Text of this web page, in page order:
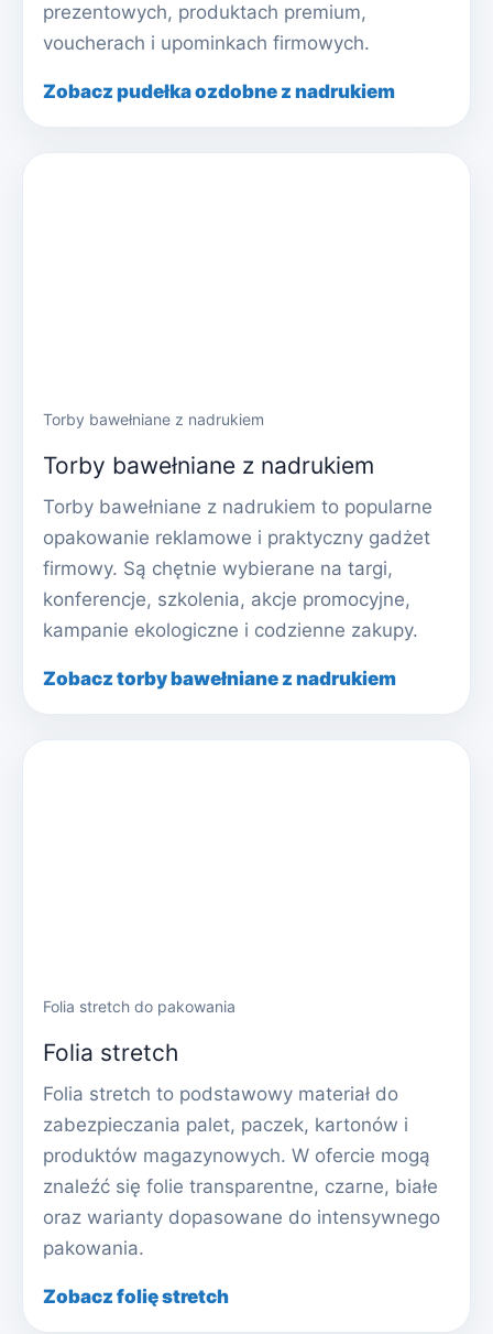
prezentowych, produktach premium,
voucherach i upominkach firmowych.
Zobacz pudełka ozdobne z nadrukiem
Torby bawełniane z nadrukiem
Torby bawełniane z nadrukiem
Torby bawełniane z nadrukiem to popularne
opakowanie reklamowe i praktyczny gadżet
firmowy. Są chętnie wybierane na targi,
konferencje, szkolenia, akcje promocyjne,
kampanie ekologiczne i codzienne zakupy.
Zobacz torby bawełniane z nadrukiem
Folia stretch do pakowania
Folia stretch
Folia stretch to podstawowy materiał do
zabezpieczania palet, paczek, kartonów i
produktów magazynowych. W ofercie mogą
znaleźć się folie transparentne, czarne, białe
oraz warianty dopasowane do intensywnego
pakowania.
Zobacz folię stretch